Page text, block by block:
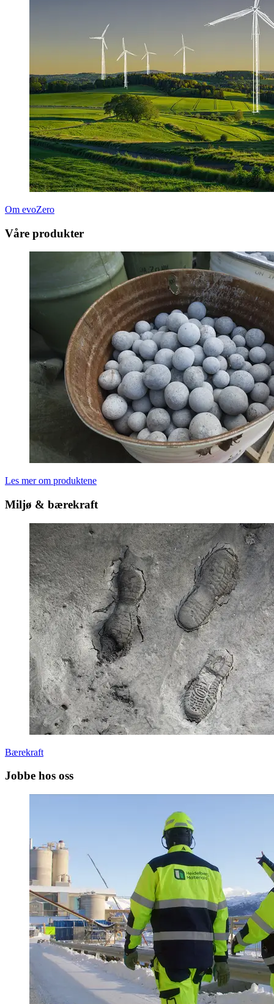
Om evoZero
Våre produkter
Les mer om produktene
Miljø & bærekraft
Bærekraft
Jobbe hos oss